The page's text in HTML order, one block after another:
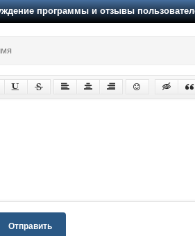
программы и отзывы
Отправить